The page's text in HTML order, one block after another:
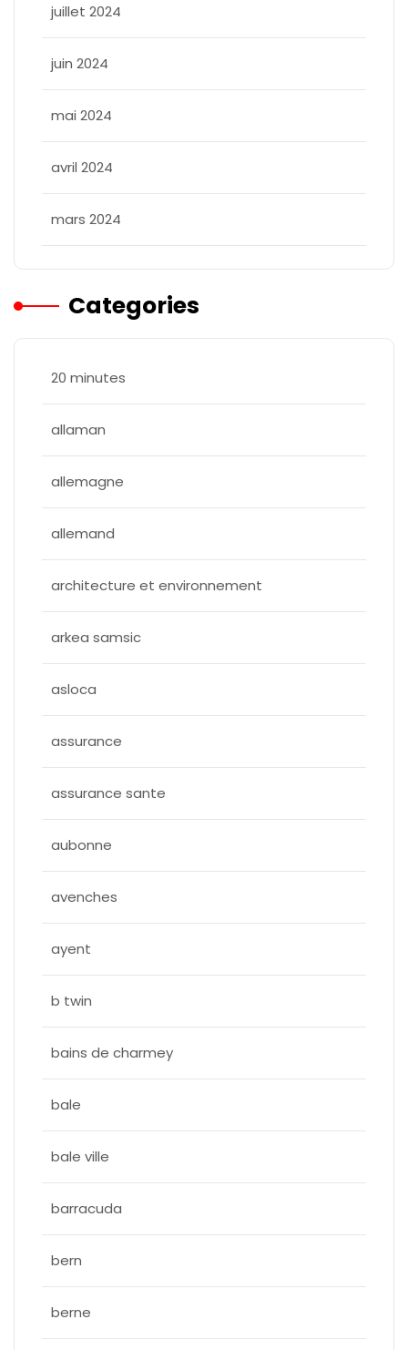
juillet 2024
juin 2024
mai 2024
avril 2024
mars 2024
Categories
20 minutes
allaman
allemagne
allemand
architecture et environnement
arkea samsic
asloca
assurance
assurance sante
aubonne
avenches
ayent
b twin
bains de charmey
bale
bale ville
barracuda
bern
berne